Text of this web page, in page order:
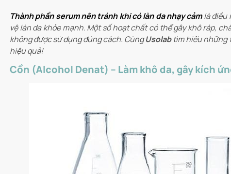
Thành phần serum nên tránh khi có làn da nhạy cảmlà điều
vệ làn da khỏe mạnh. Một số hoạt chất có thể gây khô ráp,
không được sử dụng đúng cách. CùngUsolabtìm hiểu những
hiệu quả!
Cồn (Alcohol Denat) – Làm khô da, gây kích